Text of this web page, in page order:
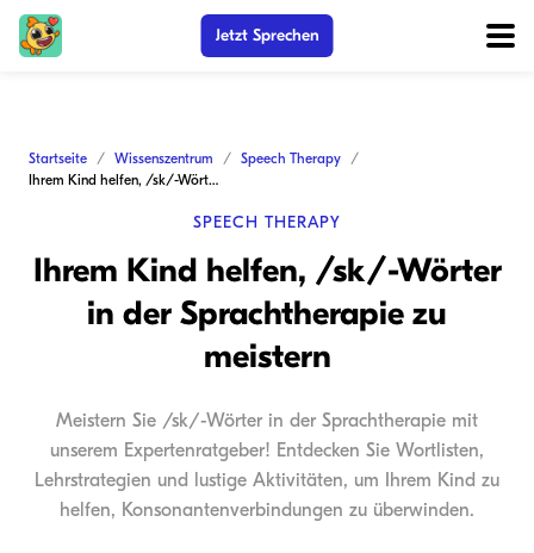
Jetzt Sprechen
Startseite Wissenszentrum
Speech Therapy
Ihrem Kind helfen, /sk/-Wörter in der Sprachtherapie zu meistern
SPEECH THERAPY
Ihrem Kind helfen, /sk/-Wörter
in der Sprachtherapie zu
meistern
Meistern Sie /sk/-Wörter in der Sprachtherapie mit
unserem Expertenratgeber! Entdecken Sie Wortlisten,
Lehrstrategien und lustige Aktivitäten, um Ihrem Kind zu
helfen, Konsonantenverbindungen zu überwinden.